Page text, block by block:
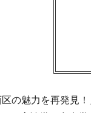
の魅力を再発見！